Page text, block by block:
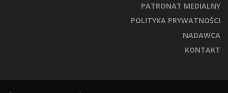
PATRONAT MEDIALNY
POLITYKA PRYWATNOŚCI
NADAWCA
KONTAKT